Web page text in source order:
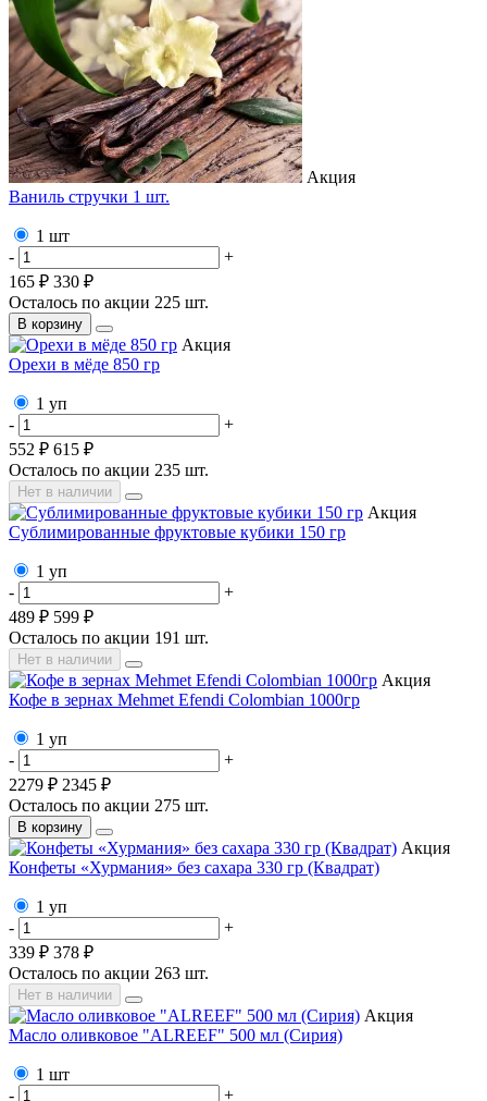
Акция
Ваниль стручки 1 шт.
1 шт
-
+
165 ₽ 330 ₽
Осталось по акции 225 шт.
В корзину
Акция
Орехи в мёде 850 гр
1 уп
-
+
552 ₽ 615 ₽
Осталось по акции 235 шт.
Нет в наличии
Акция
Сублимированные фруктовые кубики 150 гр
1 уп
-
+
489 ₽ 599 ₽
Осталось по акции 191 шт.
Нет в наличии
Акция
Кофе в зернах Mehmet Efendi Colombian 1000гр
1 уп
-
+
2279 ₽ 2345 ₽
Осталось по акции 275 шт.
В корзину
Акция
Конфеты «Хурмания» без сахара 330 гр (Квадрат)
1 уп
-
+
339 ₽ 378 ₽
Осталось по акции 263 шт.
Нет в наличии
Акция
Масло оливковое "ALREEF" 500 мл (Сирия)
1 шт
-
+